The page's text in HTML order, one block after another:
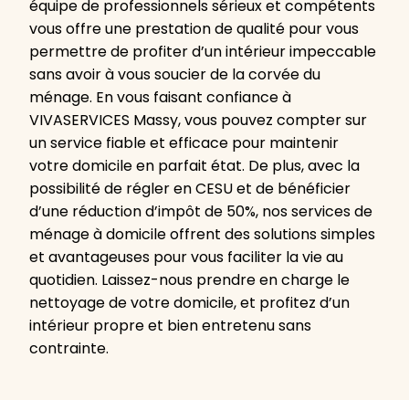
équipe de professionnels sérieux et compétents
vous offre une prestation de qualité pour vous
permettre de profiter d’un intérieur impeccable
sans avoir à vous soucier de la corvée du
ménage. En vous faisant confiance à
VIVASERVICES Massy, vous pouvez compter sur
un service fiable et efficace pour maintenir
votre domicile en parfait état. De plus, avec la
possibilité de régler en CESU et de bénéficier
d’une réduction d’impôt de 50%, nos services de
ménage à domicile offrent des solutions simples
et avantageuses pour vous faciliter la vie au
quotidien. Laissez-nous prendre en charge le
nettoyage de votre domicile, et profitez d’un
intérieur propre et bien entretenu sans
contrainte.